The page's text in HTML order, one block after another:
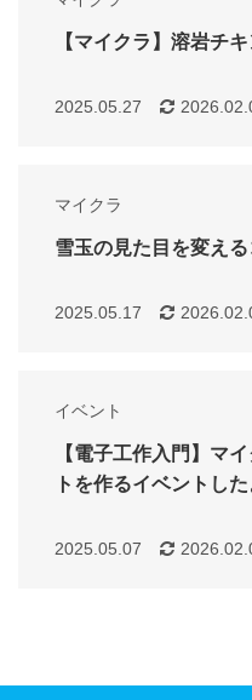
【マイクラ】溶岩チ
2025.05.27
マイクラ
雪玉の見た目を変え
2025.05.17
イベント
【電子工作入門】マ
トを作るイベントした
2025.05.07